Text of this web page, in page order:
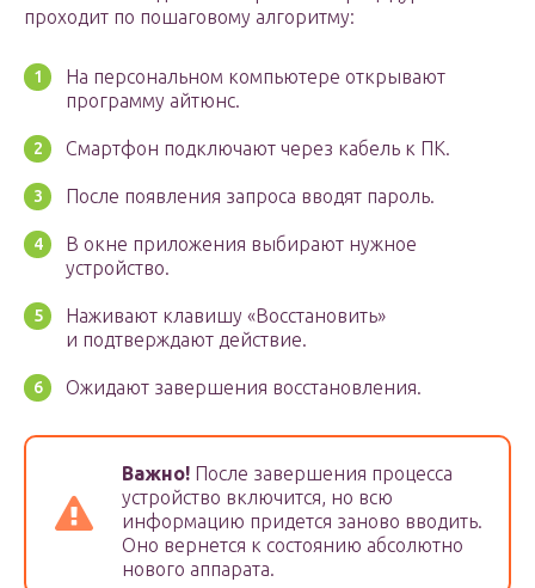
проходит по пошаговому алгоритму:
На персональном компьютере открывают
программу айтюнс.
Смартфон подключают через кабель к ПК.
После появления запроса вводят пароль.
В окне приложения выбирают нужное
устройство.
Наживают клавишу «Восстановить»
и подтверждают действие.
Ожидают завершения восстановления.
Важно! После завершения процесса
устройство включится, но всю
информацию придется заново вводить.
Оно вернется к состоянию абсолютно
нового аппарата.